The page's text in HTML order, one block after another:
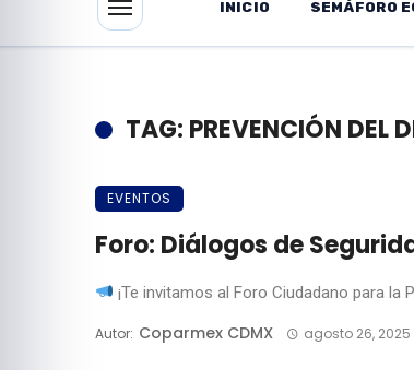
INICIO SEMÁFORO
TAG: PREVENCIÓN DEL
EVENTOS
Foro: Diálogos de
¡Te invitamos al Foro Ciudadano para la
Autor: Coparmex CDMX agosto 26, 2025